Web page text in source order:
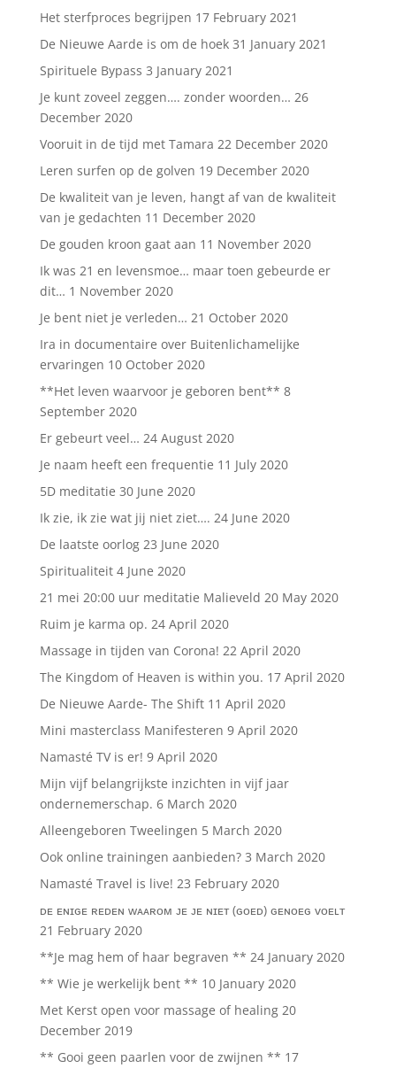
Het sterfproces begrijpen 17 February 2021
De Nieuwe Aarde is om de hoek 31 January 2021
Spirituele Bypass 3 January 2021
Je kunt zoveel zeggen…. zonder woorden… 26
December 2020
Vooruit in de tijd met Tamara 22 December 2020
Leren surfen op de golven 19 December 2020
De kwaliteit van je leven, hangt af van de kwaliteit
van je gedachten 11 December 2020
De gouden kroon gaat aan 11 November 2020
Ik was 21 en levensmoe… maar toen gebeurde er
dit… 1 November 2020
Je bent niet je verleden… 21 October 2020
Ira in documentaire over Buitenlichamelijke
ervaringen 10 October 2020
**Het leven waarvoor je geboren bent** 8
September 2020
Er gebeurt veel… 24 August 2020
Je naam heeft een frequentie 11 July 2020
5D meditatie 30 June 2020
Ik zie, ik zie wat jij niet ziet…. 24 June 2020
De laatste oorlog 23 June 2020
Spiritualiteit 4 June 2020
21 mei 20:00 uur meditatie Malieveld 20 May 2020
Ruim je karma op. 24 April 2020
Massage in tijden van Corona! 22 April 2020
The Kingdom of Heaven is within you. 17 April 2020
De Nieuwe Aarde- The Shift 11 April 2020
Mini masterclass Manifesteren 9 April 2020
Namasté TV is er! 9 April 2020
Mijn vijf belangrijkste inzichten in vijf jaar
ondernemerschap. 6 March 2020
Alleengeboren Tweelingen 5 March 2020
Ook online trainingen aanbieden? 3 March 2020
Namasté Travel is live! 23 February 2020
ᴅᴇ ᴇɴɪɢᴇ ʀᴇᴅᴇɴ ᴡᴀᴀʀᴏᴍ ᴊᴇ ᴊᴇ ɴɪᴇᴛ (ɢᴏᴇᴅ) ɢᴇɴᴏᴇɢ ᴠᴏᴇʟᴛ
21 February 2020
**Je mag hem of haar begraven ** 24 January 2020
** Wie je werkelijk bent ** 10 January 2020
Met Kerst open voor massage of healing 20
December 2019
** Gooi geen paarlen voor de zwijnen ** 17